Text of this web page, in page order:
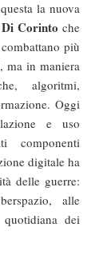
la nuova
Corinto che
più
ma in maniera
algoritmi,
Oggi
e uso
componenti
digitale ha
delle guerre:
alle
dei